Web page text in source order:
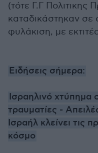
(τότε Γ.Γ Πολιτικης
καταδικάστηκαν σε
φυλάκιση, με
Ειδήσεις σήμερα:
Ισραηλινό χτύπημα
τραυματίες -
Ισραήλ κλείνει τις
κόσμο